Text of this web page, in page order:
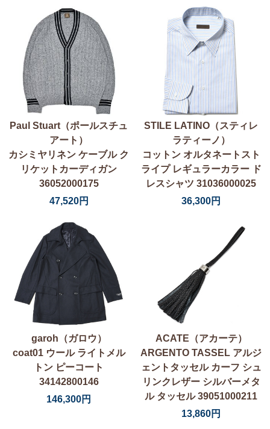
Paul Stuart（ポールスチュ
アート）
カシミヤリネン ケーブル ク
リケットカーディガン
36052000175
47,520円
STILE LATINO（スティレ
ラティーノ）
コットン オルタネートスト
ライプ レギュラーカラー ド
レスシャツ 31036000025
36,300円
garoh（ガロウ）
coat01 ウール ライトメル
トン ピーコート
34142800146
146,300円
ACATE（アカーテ）
ARGENTO TASSEL アルジ
ェントタッセル カーフ シュ
リンクレザー シルバーメタ
ル タッセル 39051000211
13,860円